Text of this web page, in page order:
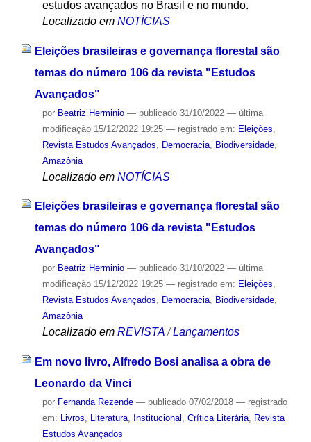
estudos avançados no Brasil e no mundo.
Localizado em NOTÍCIAS
Eleições brasileiras e governança florestal são
temas do número 106 da revista "Estudos
Avançados"
por Beatriz Herminio — publicado31/10/2022 — última
modificação15/12/2022 19:25 — registrado em: Eleições
Revista Estudos Avançados
Democracia, Biodiversidade,
Amazônia
Localizado em NOTÍCIAS
Eleições brasileiras e governança florestal são
temas do número 106 da revista "Estudos
Avançados"
por Beatriz Herminio — publicado31/10/2022 — última
modificação15/12/2022 19:25 — registrado em: Eleições,
Revista Estudos Avançados, Democracia, Biodiversidade,
Amazônia
Localizado em REVISTA /Lançamentos
Em novo livro, Alfredo Bosi analisa a obra de
Leonardo da Vinci
por Fernanda Rezende — publicado07/02/2018 — registrado
em: Livros, Literatura, Institucional , Crítica Literária, Revista
Estudos Avançados